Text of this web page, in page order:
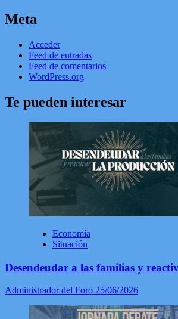
Meta
Acceder
Feed de entradas
Feed de comentarios
WordPress.org
Te pueden interesar
Economía
Situación
Desendeudar a las familias y
Administrador del Foro 25/06/2026